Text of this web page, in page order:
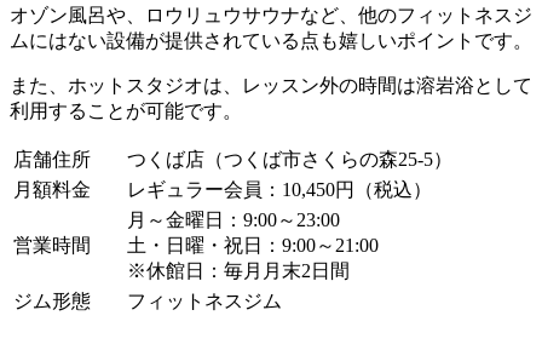
オゾン風呂や、ロウリュウサウナなど、他のフィットネスジ
ムにはない設備が提供されている点も嬉しいポイントです。
また、ホットスタジオは、レッスン外の時間は溶岩浴として
利用することが可能です。
店舗住所
つくば店（つくば市さくらの森25-5）
月額料金
レギュラー会員：10,450円（税込）
営業時間
月～金曜日：9:00～23:00
土・日曜・祝日：9:00～21:00
※休館日：毎月月末2日間
ジム形態
フィットネスジム